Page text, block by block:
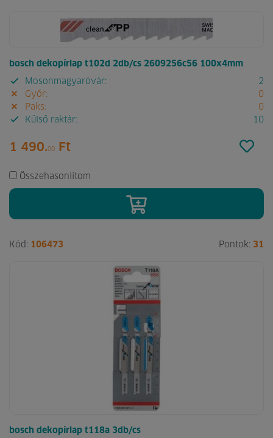
bosch dekopírlap t102d 2db/cs 2609256c56 100x4mm
Mosonmagyaróvár:
2
Győr:
0
Paks:
0
Külső raktár:
10
1 490.00 Ft
Összehasonlítom
Kód: 106473 Pontok: 31
bosch dekopírlap t118a 3db/cs